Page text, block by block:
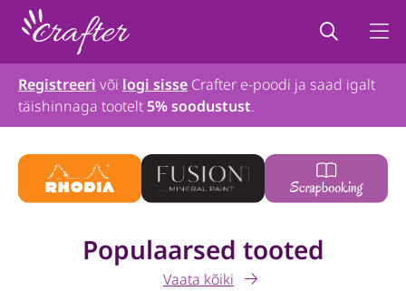
Registreeri või logi sisse Crafter e-poodi ja saad igalt
täishinnaga tootelt5% soodustust.
Populaarsed tooted
Vaata kõiki